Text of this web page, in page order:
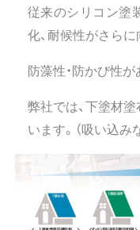
従来のシリコン塗
化、耐候性がさらに
防藻性・防かび性が
弊社では、下塗材
います。（吸い込み